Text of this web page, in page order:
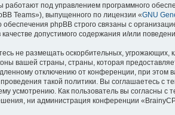
под управлением программного
Teams»), выпущенного по лицензии «GNU
обеспечения phpBB строго связаны с
качестве допустимого содержания и/или
не размещать оскорбительных, угрожающих,
вашей страны, страны, которая
отключению от конференции, при этом
такой политики. Вы соглашаетесь с
усмотрению. Как пользователь вы согласны
ни администрация конференции